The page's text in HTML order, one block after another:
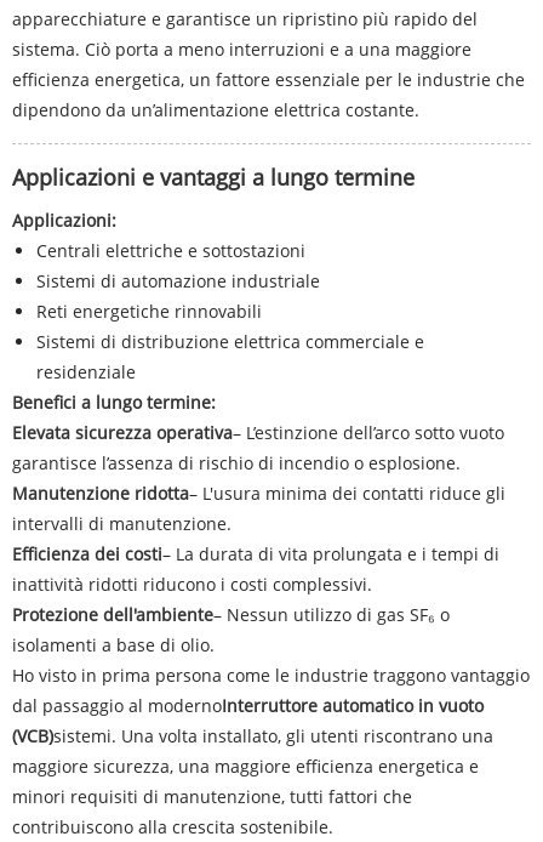
apparecchiature e garantisce un ripristino più rapido del
sistema. Ciò porta a meno interruzioni e a una maggiore
efficienza energetica, un fattore essenziale per le industrie che
dipendono da un’alimentazione elettrica costante.
Applicazioni e vantaggi a lungo termine
Applicazioni:
Centrali elettriche e sottostazioni
Sistemi di automazione industriale
Reti energetiche rinnovabili
Sistemi di distribuzione elettrica commerciale e
residenziale
Benefici a lungo termine:
Elevata sicurezza operativa– L’estinzione dell’arco sotto vuoto
garantisce l’assenza di rischio di incendio o esplosione.
Manutenzione ridotta– L'usura minima dei contatti riduce gli
intervalli di manutenzione.
Efficienza dei costi– La durata di vita prolungata e i tempi di
inattività ridotti riducono i costi complessivi.
Protezione dell'ambiente– Nessun utilizzo di gas SF₆ o
isolamenti a base di olio.
Ho visto in prima persona come le industrie traggono vantaggio
dal passaggio al modernoInterruttore automatico in vuoto
(VCB)sistemi. Una volta installato, gli utenti riscontrano una
maggiore sicurezza, una maggiore efficienza energetica e
minori requisiti di manutenzione, tutti fattori che
contribuiscono alla crescita sostenibile.